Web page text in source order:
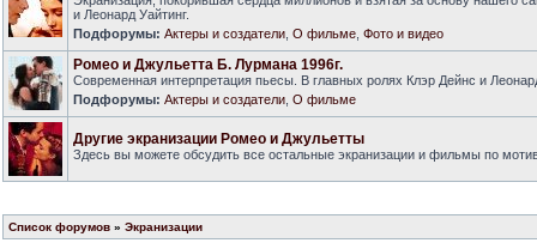
и Леонард Уайтинг.
Подфорумы: Актеры и создатели О фильме Фото и видео
Ромео и Джульетта Б. Лурмана 1996г.
Современная интерпретация пьесы. В главных ролях Клэр Дейнс и
Подфорумы: Актеры и создатели О фильме
Другие экранизации Ромео и Джульетты
Здесь вы можете обсудить все остальные экранизации и фильмы по
Список форумов » Экранизации